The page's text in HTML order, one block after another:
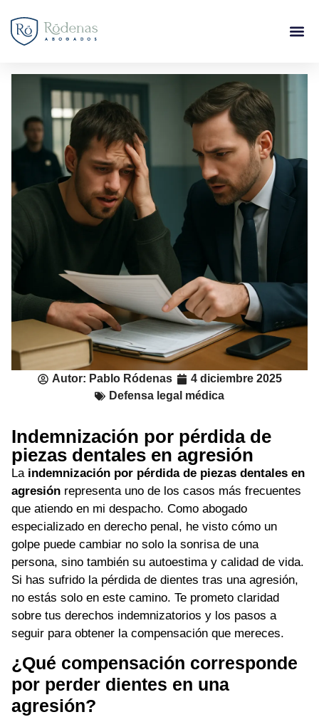
Autor: Pablo Ródenas
4 diciembre 2025
Defensa legal médica
Indemnización por pérdida de
piezas dentales en agresión
La indemnización por pérdida de piezas dentales en
agresión representa uno de los casos más frecuentes
que atiendo en mi despacho. Como abogado
especializado en derecho penal, he visto cómo un
golpe puede cambiar no solo la sonrisa de una
persona, sino también su autoestima y calidad de vida.
Si has sufrido la pérdida de dientes tras una agresión,
no estás solo en este camino. Te prometo claridad
sobre tus derechos indemnizatorios y los pasos a
seguir para obtener la compensación que mereces.
¿Qué compensación corresponde
por perder dientes en una
agresión?